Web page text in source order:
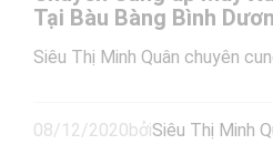
Tại Bàu Bàng Bình
Siêu Thị Minh Quân chuyên
08/12/2020bởiSiêu Thị Minh